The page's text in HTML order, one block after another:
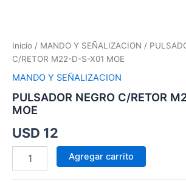
Inicio / MANDO Y SEÑALIZACION /
C/RETOR M22-D-S-X01 MOE
MANDO Y SEÑALIZACION
PULSADOR NEGRO C/RETOR
MOE
USD 12
Agregar carrito